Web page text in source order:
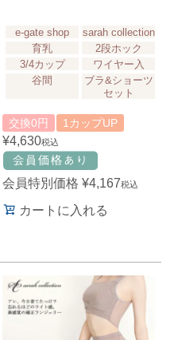
e-gate shop
sarah collection
育乳
2段ホック
3/4カップ
ワイヤー入
谷間
ブラ&ショーツ
セット
交換0円 1カップUP
¥4,630税込
会員特別価格 ¥4,167税込
カートに入れる